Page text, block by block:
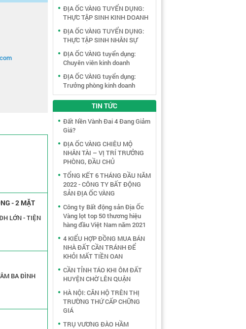
- 2 MẶT
LỚN - TIỆN
BA ĐÌNH
ĐỊA ỐC VÀNG TUYỂN DỤNG:
THỰC TẬP SINH KINH DOANH
ĐỊA ỐC VÀNG TUYỂN DỤNG:
THỰC TẬP SINH NHÂN SỰ
ĐỊA ỐC VÀNG tuyển dụng:
Chuyên viên kinh doanh
ĐỊA ỐC VÀNG tuyển dụng:
Trưởng phòng kinh doanh
TIN TỨC
Đất Nền Vành Đai 4 Đang Giảm
Giá?
ĐỊA ỐC VÀNG CHIÊU MỘ
NHÂN TÀI – VỊ TRÍ TRƯỞNG
PHÒNG, ĐẦU CHỦ
TỔNG KẾT 6 THÁNG ĐẦU NĂM
2022 - CÔNG TY BẤT ĐỘNG
SẢN ĐỊA ỐC VÀNG
Công ty Bất động sản Địa Ốc
Vàng lọt top 50 thương hiệu
hàng đầu Việt Nam năm 2021
4 KIỂU HỢP ĐỒNG MUA BÁN
NHÀ ĐẤT CẦN TRÁNH ĐỂ
KHỎI MẤT TIỀN OAN
CẦN TỈNH TÁO KHI ÔM ĐẤT
HUYỆN CHỜ LÊN QUẬN
HÀ NỘI: CĂN HỘ TRÊN THỊ
TRƯỜNG THỨ CẤP CHỮNG
GIÁ
TRỤ VƯƠNG ĐÀO HẦM